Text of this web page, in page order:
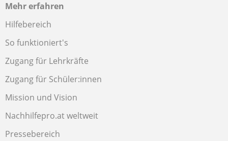
Mehr erfahren
Hilfebereich
So funktioniert's
Zugang für Lehrkräfte
Zugang für Schüler:innen
Mission und Vision
Nachhilfepro.at weltweit
Pressebereich